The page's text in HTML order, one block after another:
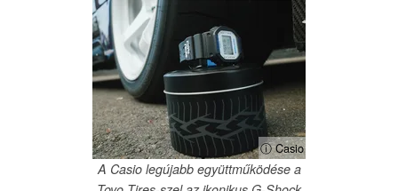
ⓘ Casio
A Casio legújabb együttműködése a